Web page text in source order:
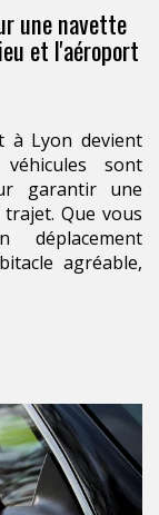
une navette
et l'aéroport
à Lyon devient
sont
garantir une
Que vous
agréable,